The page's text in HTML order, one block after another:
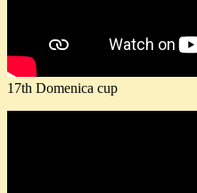
17th Domenica cup